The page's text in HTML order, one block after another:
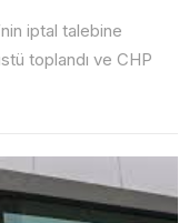
iptal talebine
toplandı ve CHP